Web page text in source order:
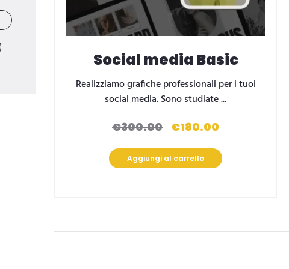
Social media Basic
Realizziamo grafiche professionali per i tuoi
social media. Sono studiate ...
€300.00
Il
originale
era:
€180.00
attuale
Aggiungi al carrello